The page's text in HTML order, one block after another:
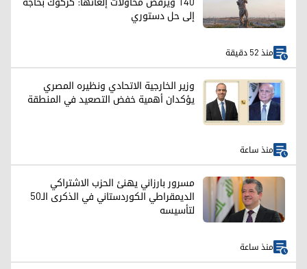
إلى حل دستوري
منذ 52 دقيقة
وزير الخارجية الاتحادي ونظيره المصري
يؤكدان أهمية خفض التصعيد في المنطقة
منذ ساعة
مسرور بارزاني يهنئ الحزب الاشتراكي
الديمقراطي الكوردستاني في الذكرى الـ50
لتأسيسه
منذ ساعة